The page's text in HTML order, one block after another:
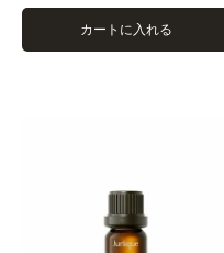
カートに入れる